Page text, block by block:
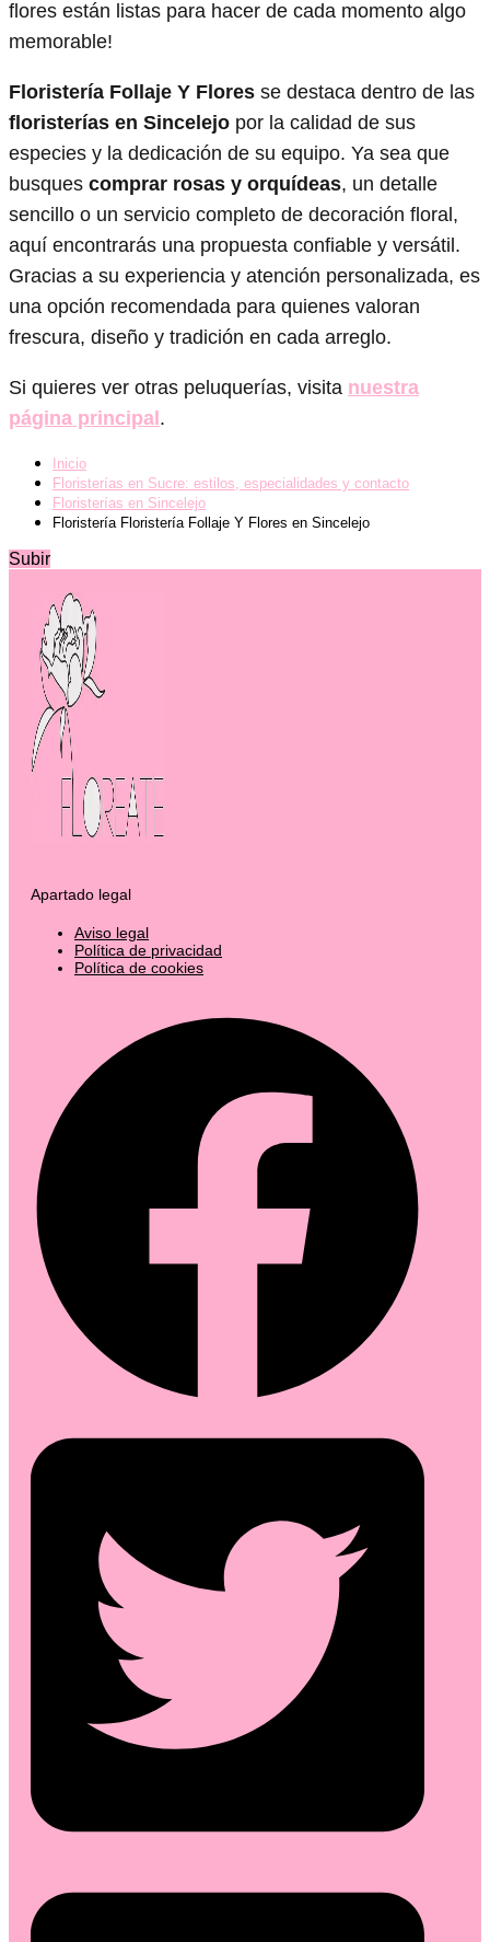
flores están listas para hacer de cada momento algo
memorable!
Floristería Follaje Y Flores se destaca dentro de las
floristerías en Sincelejo por la calidad de sus
especies y la dedicación de su equipo. Ya sea que
busques comprar rosas y orquídeas, un detalle
sencillo o un servicio completo de decoración floral,
aquí encontrarás una propuesta confiable y versátil.
Gracias a su experiencia y atención personalizada, es
una opción recomendada para quienes valoran
frescura, diseño y tradición en cada arreglo.
Si quieres ver otras peluquerías, visita nuestra
página principal.
Inicio
Floristerías en Sucre: estilos, especialidades y contacto
Floristerías en Sincelejo
Floristería Floristería Follaje Y Flores en Sincelejo
Subir
Apartado legal
Aviso legal
Política de privacidad
Política de cookies